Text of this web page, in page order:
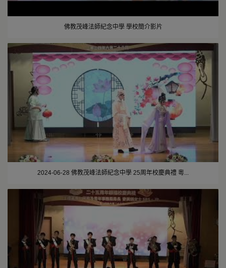
佛教茂峰法師紀念中學 學校簡介影片
2024-06-28 佛教茂峰法師紀念中學 25周年校慶典禮 粵...